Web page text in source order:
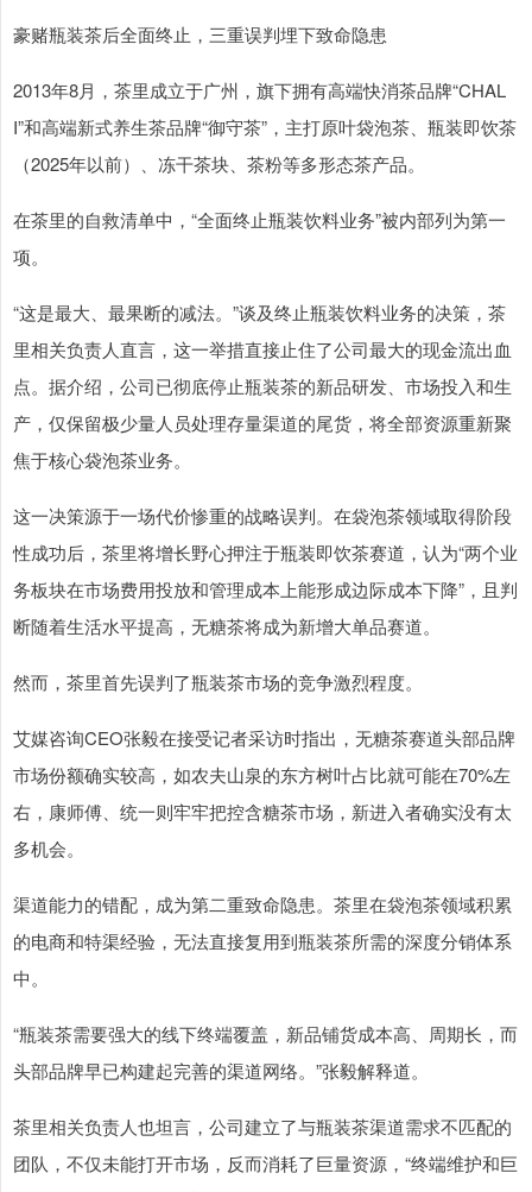
豪赌瓶装茶后全面终止，三重误判埋下致命隐患
2013年8月，茶里成立于广州，旗下拥有高端快消茶品牌“CHAL
I”和高端新式养生茶品牌“御守茶”，主打原叶袋泡茶、瓶装即饮茶
（2025年以前）、冻干茶块、茶粉等多形态茶产品。
在茶里的自救清单中，“全面终止瓶装饮料业务”被内部列为第一
项。
“这是最大、最果断的减法。”谈及终止瓶装饮料业务的决策，茶
里相关负责人直言，这一举措直接止住了公司最大的现金流出血
点。据介绍，公司已彻底停止瓶装茶的新品研发、市场投入和生
产，仅保留极少量人员处理存量渠道的尾货，将全部资源重新聚
焦于核心袋泡茶业务。
这一决策源于一场代价惨重的战略误判。在袋泡茶领域取得阶段
性成功后，茶里将增长野心押注于瓶装即饮茶赛道，认为“两个业
务板块在市场费用投放和管理成本上能形成边际成本下降”，且判
断随着生活水平提高，无糖茶将成为新增大单品赛道。
然而，茶里首先误判了瓶装茶市场的竞争激烈程度。
艾媒咨询CEO张毅在接受记者采访时指出，无糖茶赛道头部品牌
市场份额确实较高，如农夫山泉的东方树叶占比就可能在70%左
右，康师傅、统一则牢牢把控含糖茶市场，新进入者确实没有太
多机会。
渠道能力的错配，成为第二重致命隐患。茶里在袋泡茶领域积累
的电商和特渠经验，无法直接复用到瓶装茶所需的深度分销体系
中。
“瓶装茶需要强大的线下终端覆盖，新品铺货成本高、周期长，而
头部品牌早已构建起完善的渠道网络。”张毅解释道。
茶里相关负责人也坦言，公司建立了与瓶装茶渠道需求不匹配的
团队，不仅未能打开市场，反而消耗了巨量资源，“终端维护和巨